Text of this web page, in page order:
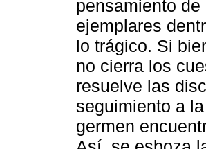
pensamiento
ejemplares
lo trágico. Si
no cierra los
resuelve las
seguimiento a
germen